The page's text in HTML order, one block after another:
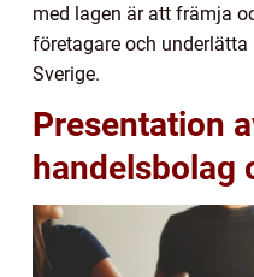
med lagen är att främja
företagare och
Sverige.
Presentation
handelsbolag